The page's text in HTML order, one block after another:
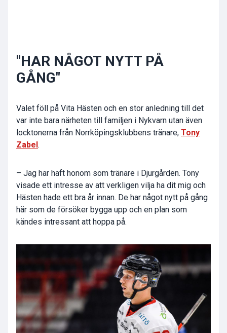
"HAR NÅGOT NYTT PÅ
GÅNG"
Valet föll på Vita Hästen och en stor anledning till det
var inte bara närheten till familjen i Nykvarn utan även
locktonerna från Norrköpingsklubbens tränare, Tony
Zabel .
– Jag har haft honom som tränare i Djurgården. Tony
visade ett intresse av att verkligen vilja ha dit mig och
Hästen hade ett bra år innan. De har något nytt på gång
här som de försöker bygga upp och en plan som
kändes intressant att hoppa på.